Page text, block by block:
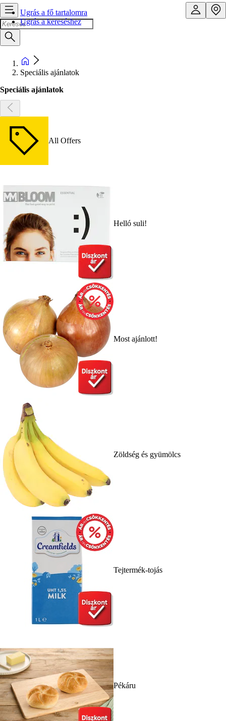
Ugrás a fő tartalomra
Ugrás a kereséshez
Speciális ajánlatok
Speciális ajánlatok
All Offers
Helló suli!
Most ajánlott!
Zöldség és gyümölcs
Tejtermék-tojás
Pékáru